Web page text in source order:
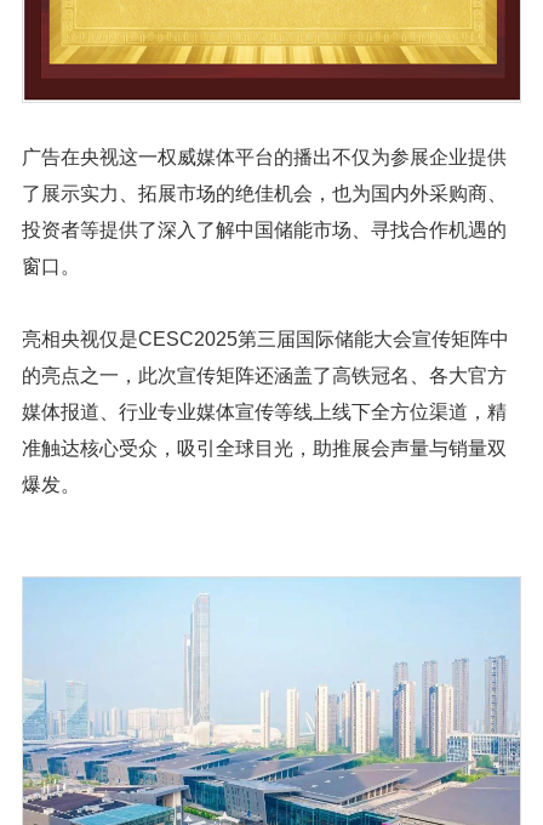
广告在央视这一权威媒体平台的播出不仅为参展企业提供
了展示实力、拓展市场的绝佳机会，也为国内外采购商、
投资者等提供了深入了解中国储能市场、寻找合作机遇的
窗口。
亮相央视仅是CESC2025第三届国际储能大会宣传矩阵中
的亮点之一，此次宣传矩阵还涵盖了高铁冠名、各大官方
媒体报道、行业专业媒体宣传等线上线下全方位渠道，精
准触达核心受众，吸引全球目光，助推展会声量与销量双
爆发。